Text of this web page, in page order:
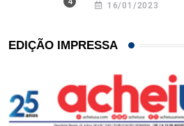
16/01/2023
EDIÇÃO IMPRESSA